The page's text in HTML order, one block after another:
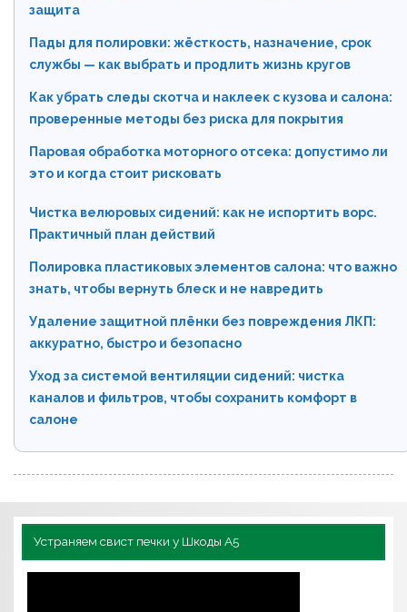
защита
Пады для полировки: жёсткость, назначение, срок
службы — как выбрать и продлить жизнь кругов
Как убрать следы скотча и наклеек с кузова и салона:
проверенные методы без риска для покрытия
Паровая обработка моторного отсека: допустимо ли
это и когда стоит рисковать
Чистка велюровых сидений: как не испортить ворс.
Практичный план действий
Полировка пластиковых элементов салона: что важно
знать, чтобы вернуть блеск и не навредить
Удаление защитной плёнки без повреждения ЛКП:
аккуратно, быстро и безопасно
Уход за системой вентиляции сидений: чистка
каналов и фильтров, чтобы сохранить комфорт в
салоне
Устраняем свист печки у Шкоды А5